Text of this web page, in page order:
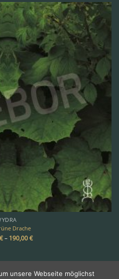
Drache
€– 190,00€
unsere Webseite möglichst